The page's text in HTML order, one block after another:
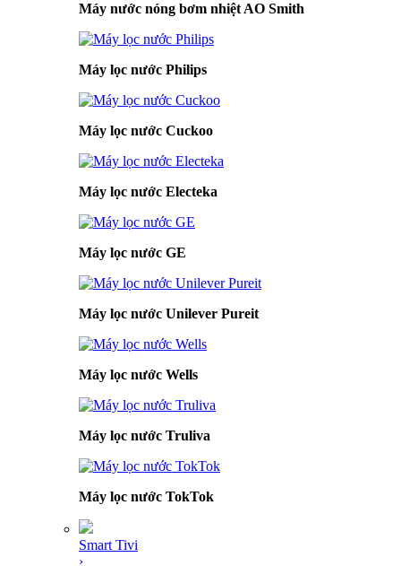
Máy nước nóng bơm nhiệt AO Smith
Máy lọc nước Philips
Máy lọc nước Cuckoo
Máy lọc nước Electeka
Máy lọc nước GE
Máy lọc nước Unilever Pureit
Máy lọc nước Wells
Máy lọc nước Truliva
Máy lọc nước TokTok
Smart Tivi
›